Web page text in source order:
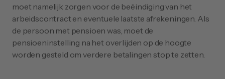
moet namelijk zorgen voor de beëindiging van het
arbeidscontract en eventuele laatste afrekeningen. Als
de persoon met pensioen was, moet de
pensioeninstelling na het overlijden op de hoogte
worden gesteld om verdere betalingen stop te zetten.